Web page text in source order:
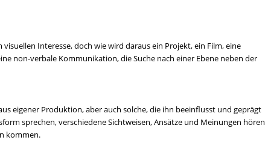
Interesse, doch wie wird daraus ein Projekt, ein Film, eine
non-verbale Kommunikation, die Suche nach einer Ebene neben der
eigener Produktion, aber auch solche, die ihn beeinflusst und geprägt
sprechen, verschiedene Sichtweisen, Ansätze und Meinungen hören
kommen.